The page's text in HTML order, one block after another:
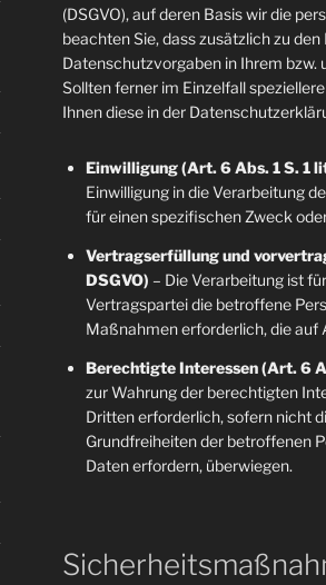
(DSGVO), auf deren Basis wir die
beachten Sie, dass zusätzlich zu
Datenschutzvorgaben in Ihrem bzw.
Sollten ferner im Einzelfall
Ihnen diese in der
Einwilligung (Art. 6 Abs. 1 S. 1
Einwilligung in die Verarbeitung
für einen spezifischen Zweck
Vertragserfüllung und
DSGVO) – Die Verarbeitung ist
Vertragspartei die betroffene
Maßnahmen erforderlich, die auf
Berechtigte Interessen (Art. 6
zur Wahrung der berechtigten
Dritten erforderlich, sofern nicht
Grundfreiheiten der betroffenen
Daten erfordern, überwiegen.